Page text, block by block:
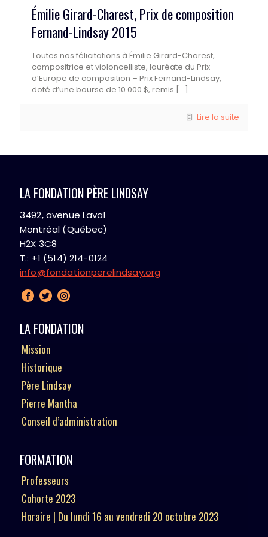
Émilie Girard-Charest, Prix de composition
Fernand-Lindsay 2015
Toutes nos félicitations à Émilie Girard-Charest,
compositrice et violoncelliste, lauréate du Prix
d’Europe de composition – Prix Fernand-Lindsay,
doté d’une bourse de 10 000 $, remis […]
Lire la suite
LA FONDATION PÈRE LINDSAY
3492, avenue Laval
Montréal (Québec)
H2X 3C8
T.: +1 (514) 214-0124
info@fondationperelindsay.org
LA FONDATION
Mission
Historique
Père Lindsay
Pierre Mantha
Conseil d’administration
FORMATION
Professeurs
Cohorte 2023
Horaire | Du lundi 16 au vendredi 20 octobre 2023